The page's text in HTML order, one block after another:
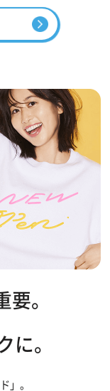
要。
に。
」。